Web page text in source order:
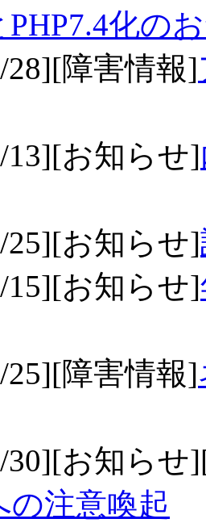
化の
28][障害情報]
13][お知らせ]
25][お知らせ]
15][お知らせ]
25][障害情報]
30][お知らせ
の注意喚起